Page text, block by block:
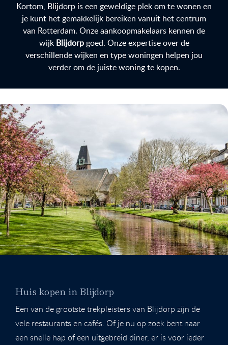
Kortom, Blijdorp is een geweldige plek om te wonen en
je kunt het gemakkelijk bereiken vanuit het centrum
van Rotterdam. Onze aankoopmakelaars kennen de
wijk Blijdorpgoed. Onze expertise over de
verschillende wijken en type woningen helpen jou
verder om de juiste woning te kopen.
Huis kopen in Blijdorp
Een van de grootste trekpleisters van Blijdorp zijn de
vele restaurants en cafés. Of je nu op zoek bent naar
een snelle hap of een uitgebreid diner, er is voor ieder